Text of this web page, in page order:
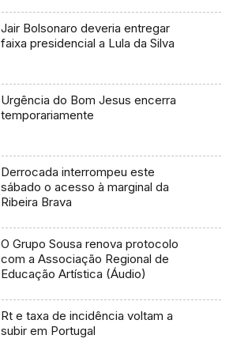
Jair Bolsonaro deveria entregar
faixa presidencial a Lula da Silva
Urgência do Bom Jesus encerra
temporariamente
Derrocada interrompeu este
sábado o acesso à marginal da
Ribeira Brava
O Grupo Sousa renova protocolo
com a Associação Regional de
Educação Artística (Áudio)
Rt e taxa de incidência voltam a
subir em Portugal